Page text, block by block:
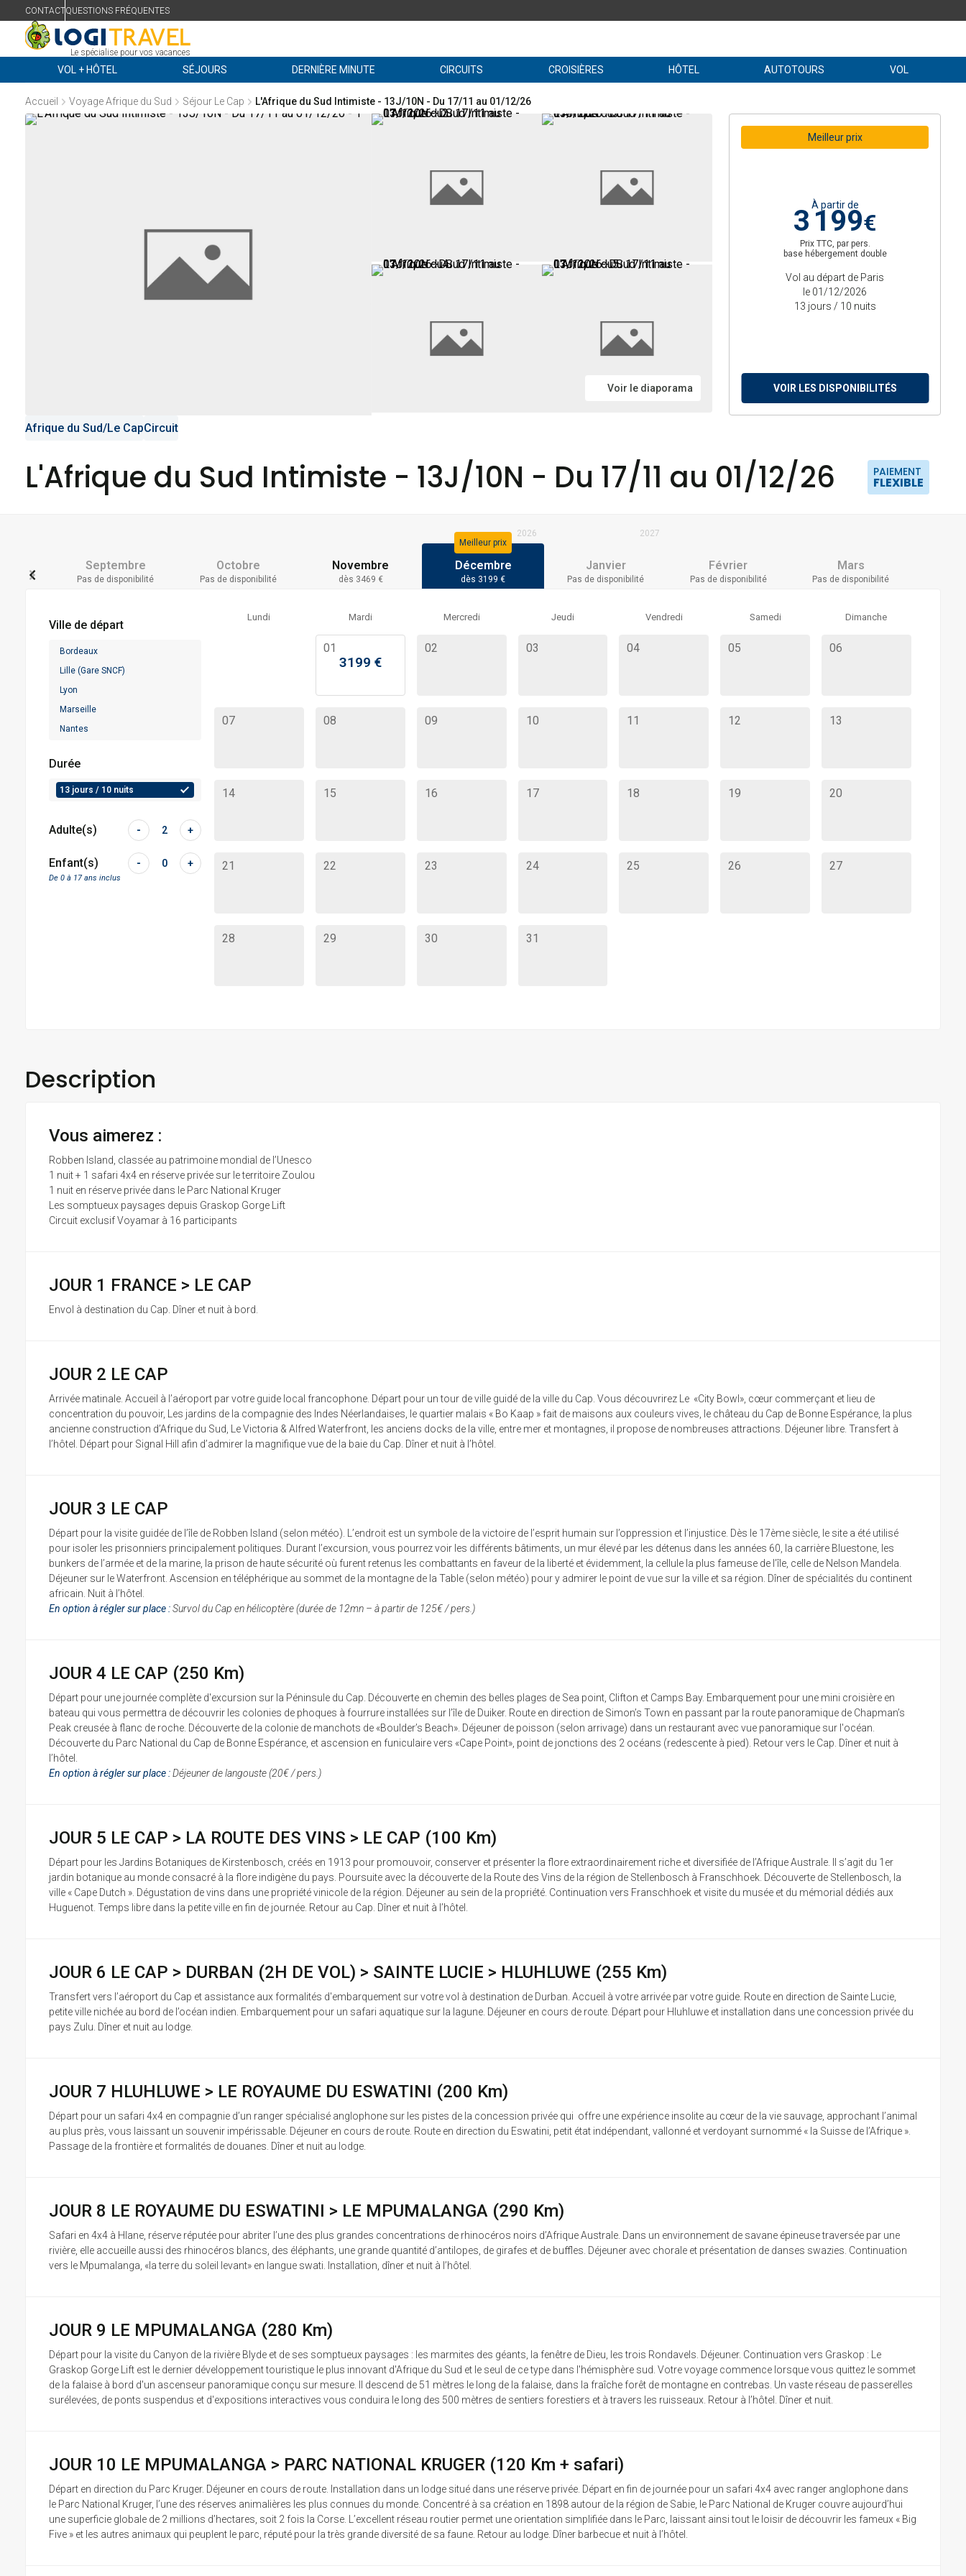
CONTACTQUESTIONS FRÉQUENTES
Le spécialise pour vos vacances
VOL + HÔTEL SÉJOURS DERNIÈRE MINUTE CIRCUITS CROISIÈRES HÔTEL AUTOTOURS VOL
Accueil Voyage Afrique du Sud Séjour Le Cap L'Afrique du Sud Intimiste - 13J/10N - Du 17/11 au 01/12/26
Voir le diaporama
Meilleur prix
À partir de
3 199€
Prix TTC, par pers.
base hébergement double
Vol au départ de Paris
le 01/12/2026
13 jours / 10 nuits
VOIR LES DISPONIBILITÉS
Afrique du Sud/Le CapCircuit
L'Afrique du Sud Intimiste - 13J/10N - Du 17/11 au 01/12/26 PAIEMENT
FLEXIBLE
Septembre
Pas de disponibilité
Octobre
Pas de disponibilité
Novembre
dès 3469 €
Meilleur prix
Décembre
dès 3199 €
2026
Janvier
Pas de disponibilité
2027
Février
Pas de disponibilité
Mars
Pas de disponibilité
Ville de départ
Bordeaux
Lille (Gare SNCF)
Lyon
Marseille
Nantes
Paris
Strasbourg (Gare SNCF)
Durée
13 jours / 10 nuits
Adulte(s) - 2 +
Enfant(s) - 0 +
De 0 à 17 ans inclus
Lundi Mardi Mercredi Jeudi Vendredi Samedi Dimanche
01
3199 €
02 03 04 05 06
07 08 09 10 11 12 13
14 15 16 17 18 19 20
21 22 23 24 25 26 27
28 29 30 31
Description
Vous aimerez :
Robben Island, classée au patrimoine mondial de l’Unesco
1 nuit + 1 safari 4x4 en réserve privée sur le territoire Zoulou
1 nuit en réserve privée dans le Parc National Kruger
Les somptueux paysages depuis Graskop Gorge Lift
Circuit exclusif Voyamar à 16 participants
JOUR 1 FRANCE > LE CAP
Envol à destination du Cap. Dîner et nuit à bord.
JOUR 2 LE CAP
Arrivée matinale. Accueil à l’aéroport par votre guide local francophone. Départ pour un tour de ville guidé de la ville du Cap. Vous découvrirez Le «City Bowl», cœur commerçant et lieu de
concentration du pouvoir, Les jardins de la compagnie des Indes Néerlandaises, le quartier malais « Bo Kaap » fait de maisons aux couleurs vives, le château du Cap de Bonne Espérance, la plus
ancienne construction d’Afrique du Sud, Le Victoria & Alfred Waterfront, les anciens docks de la ville, entre mer et montagnes, il propose de nombreuses attractions. Déjeuner libre. Transfert à
l’hôtel. Départ pour Signal Hill afin d’admirer la magnifique vue de la baie du Cap. Dîner et nuit à l’hôtel.
JOUR 3 LE CAP
Départ pour la visite guidée de l’île de Robben Island (selon météo). L’endroit est un symbole de la victoire de l’esprit humain sur l’oppression et l’injustice. Dès le 17ème siècle, le site a été utilisé
pour isoler les prisonniers principalement politiques. Durant l’excursion, vous pourrez voir les différents bâtiments, un mur élevé par les détenus dans les années 60, la carrière Bluestone, les
bunkers de l’armée et de la marine, la prison de haute sécurité où furent retenus les combattants en faveur de la liberté et évidemment, la cellule la plus fameuse de l’île, celle de Nelson Mandela.
Déjeuner sur le Waterfront. Ascension en téléphérique au sommet de la montagne de la Table (selon météo) pour y admirer le point de vue sur la ville et sa région. Dîner de spécialités du continent
africain. Nuit à l’hôtel.
En option à régler sur place :Survol du Cap en hélicoptère (durée de 12mn – à partir de 125€ / pers.)
JOUR 4 LE CAP (250 Km)
Départ pour une journée complète d'excursion sur la Péninsule du Cap. Découverte en chemin des belles plages de Sea point, Clifton et Camps Bay. Embarquement pour une mini croisière en
bateau qui vous permettra de découvrir les colonies de phoques à fourrure installées sur l’île de Duiker. Route en direction de Simon’s Town en passant par la route panoramique de Chapman’s
Peak creusée à flanc de roche. Découverte de la colonie de manchots de «Boulder’s Beach». Déjeuner de poisson (selon arrivage) dans un restaurant avec vue panoramique sur l'océan.
Découverte du Parc National du Cap de Bonne Espérance, et ascension en funiculaire vers «Cape Point», point de jonctions des 2 océans (redescente à pied). Retour vers le Cap. Dîner et nuit à
l’hôtel.
En option à régler sur place :Déjeuner de langouste (20€ / pers.)
JOUR 5 LE CAP > LA ROUTE DES VINS > LE CAP (100 Km)
Départ pour les Jardins Botaniques de Kirstenbosch, créés en 1913 pour promouvoir, conserver et présenter la flore extraordinairement riche et diversifiée de l’Afrique Australe. Il s’agit du 1er
jardin botanique au monde consacré à la flore indigène du pays. Poursuite avec la découverte de la Route des Vins de la région de Stellenbosch à Franschhoek. Découverte de Stellenbosch, la
ville « Cape Dutch ». Dégustation de vins dans une propriété vinicole de la région. Déjeuner au sein de la propriété. Continuation vers Franschhoek et visite du musée et du mémorial dédiés aux
Huguenot. Temps libre dans la petite ville en fin de journée. Retour au Cap. Dîner et nuit à l’hôtel.
JOUR 6 LE CAP > DURBAN (2H DE VOL) > SAINTE LUCIE > HLUHLUWE (255 Km)
Transfert vers l’aéroport du Cap et assistance aux formalités d'embarquement sur votre vol à destination de Durban. Accueil à votre arrivée par votre guide. Route en direction de Sainte Lucie,
petite ville nichée au bord de l’océan indien. Embarquement pour un safari aquatique sur la lagune. Déjeuner en cours de route. Départ pour Hluhluwe et installation dans une concession privée du
pays Zulu. Dîner et nuit au lodge.
JOUR 7 HLUHLUWE > LE ROYAUME DU ESWATINI (200 Km)
Départ pour un safari 4x4 en compagnie d’un ranger spécialisé anglophone sur les pistes de la concession privée qui offre une expérience insolite au cœur de la vie sauvage, approchant l’animal
au plus près, vous laissant un souvenir impérissable. Déjeuner en cours de route. Route en direction du Eswatini, petit état indépendant, vallonné et verdoyant surnommé « la Suisse de l’Afrique ».
Passage de la frontière et formalités de douanes. Dîner et nuit au lodge.
JOUR 8 LE ROYAUME DU ESWATINI > LE MPUMALANGA (290 Km)
Safari en 4x4 à Hlane, réserve réputée pour abriter l’une des plus grandes concentrations de rhinocéros noirs d’Afrique Australe. Dans un environnement de savane épineuse traversée par une
rivière, elle accueille aussi des rhinocéros blancs, des éléphants, une grande quantité d’antilopes, de girafes et de buffles. Déjeuner avec chorale et présentation de danses swazies. Continuation
vers le Mpumalanga, «la terre du soleil levant» en langue swati. Installation, dîner et nuit à l’hôtel.
JOUR 9 LE MPUMALANGA (280 Km)
Départ pour la visite du Canyon de la rivière Blyde et de ses somptueux paysages : les marmites des géants, la fenêtre de Dieu, les trois Rondavels. Déjeuner. Continuation vers Graskop : Le
Graskop Gorge Lift est le dernier développement touristique le plus innovant d'Afrique du Sud et le seul de ce type dans l'hémisphère sud. Votre voyage commence lorsque vous quittez le sommet
de la falaise à bord d'un ascenseur panoramique conçu sur mesure. Il descend de 51 mètres le long de la falaise, dans la fraîche forêt de montagne en contrebas. Un vaste réseau de passerelles
surélevées, de ponts suspendus et d'expositions interactives vous conduira le long des 500 mètres de sentiers forestiers et à travers les ruisseaux. Retour à l’hôtel. Dîner et nuit.
JOUR 10 LE MPUMALANGA > PARC NATIONAL KRUGER (120 Km + safari)
Départ en direction du Parc Kruger. Déjeuner en cours de route. Installation dans un lodge situé dans une réserve privée. Départ en fin de journée pour un safari 4x4 avec ranger anglophone dans
le Parc National Kruger, l’une des réserves animalières les plus connues du monde. Concentré à sa création en 1898 autour de la région de Sabie, le Parc National de Kruger couvre aujourd’hui
une superficie globale de 2 millions d’hectares, soit 2 fois la Corse. L’excellent réseau routier permet une orientation simplifiée dans le Parc, laissant ainsi tout le loisir de découvrir les fameux « Big
Five » et les autres animaux qui peuplent le parc, réputé pour la très grande diversité de sa faune. Retour au lodge. Dîner barbecue et nuit à l’hôtel.